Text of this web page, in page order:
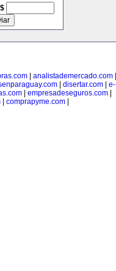
analistademercado.com
| disertar.com| e-
empresadeseguros.com
| comprapyme.com|